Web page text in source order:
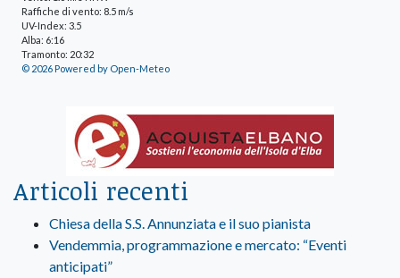
Raffiche di vento: 8.5 m/s
UV-Index: 3.5
Alba: 6:16
Tramonto: 20:32
© 2026 Powered by Open-Meteo
Articoli recenti
Chiesa della S.S. Annunziata e il suo pianista
Vendemmia, programmazione e mercato: “Eventi
anticipati”